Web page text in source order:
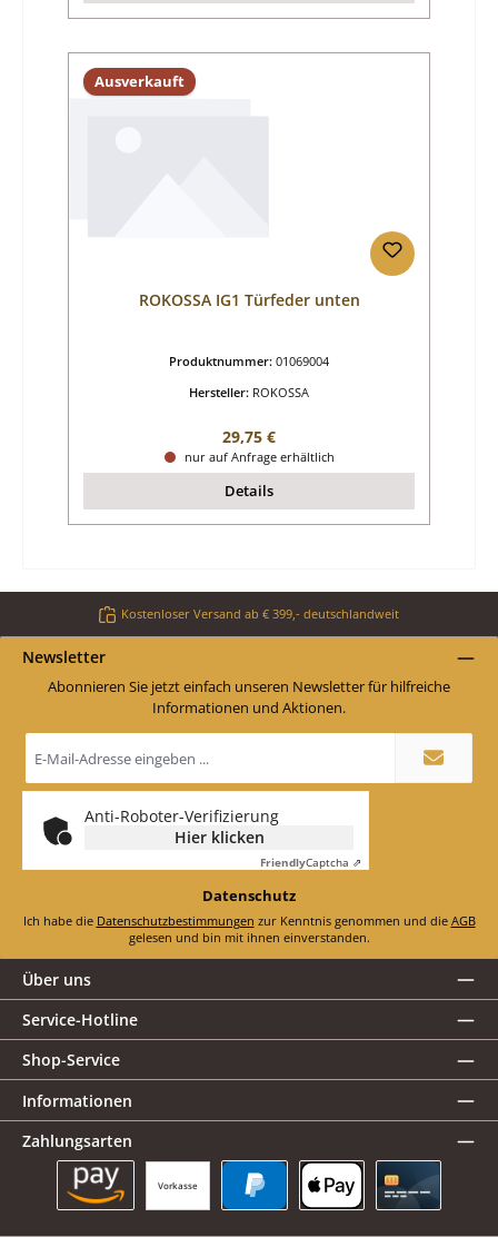
Ausverkauft
ROKOSSA IG1 Türfeder unten
Produktnummer: 01069004
Hersteller: ROKOSSA
Regulärer Preis:
29,75 €
nur auf Anfrage erhältlich
Details
Kostenloser Versand ab € 399,- deutschlandweit
Newsletter
Abonnieren Sie jetzt einfach unseren Newsletter für hilfreiche
Informationen und Aktionen.
Mail-
Adresse
*
Anti-Roboter-Verifizierung
Hier klicken
FriendlyCaptcha ⇗
Datenschutz
Ich habe die Datenschutzbestimmungen zur Kenntnis genommen und die AGB
gelesen und bin mit ihnen einverstanden.
Über uns
Service-Hotline
Shop-Service
Informationen
Zahlungsarten
Vorkasse